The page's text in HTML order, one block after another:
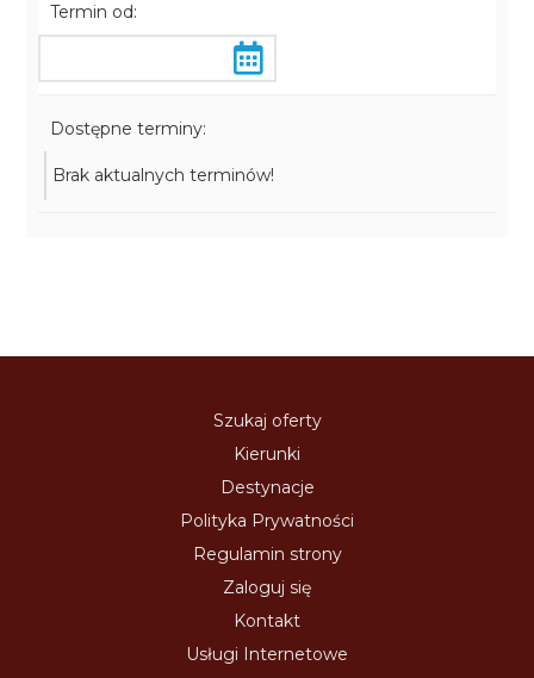
Termin od:
Dostępne terminy:
Brak aktualnych terminów!
Szukaj oferty
Kierunki
Destynacje
Polityka Prywatności
Regulamin strony
Zaloguj się
Kontakt
Usługi Internetowe